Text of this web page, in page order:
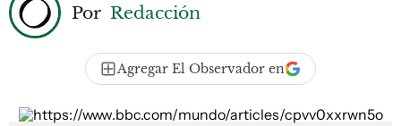
Por Redacción
Agregar El Observador en